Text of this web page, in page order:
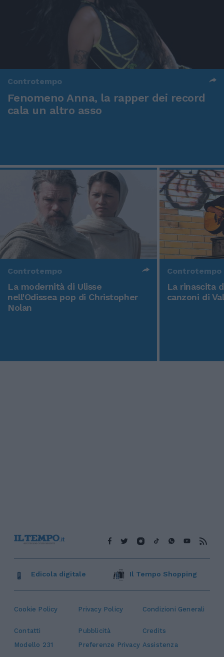
Controtempo
Fenomeno Anna, la rapper dei record
cala un altro asso
Controtempo
La modernità di Ulisse
nell'Odissea pop di Christopher
Nolan
Controtempo
La rinascita
canzoni di
Cookie Policy Privacy Policy Condizioni Generali
Contatti Pubblicità
Credits
Modello 231
Preferenze Privacy Assistenza
Edicola digitale Il Tempo Shopping